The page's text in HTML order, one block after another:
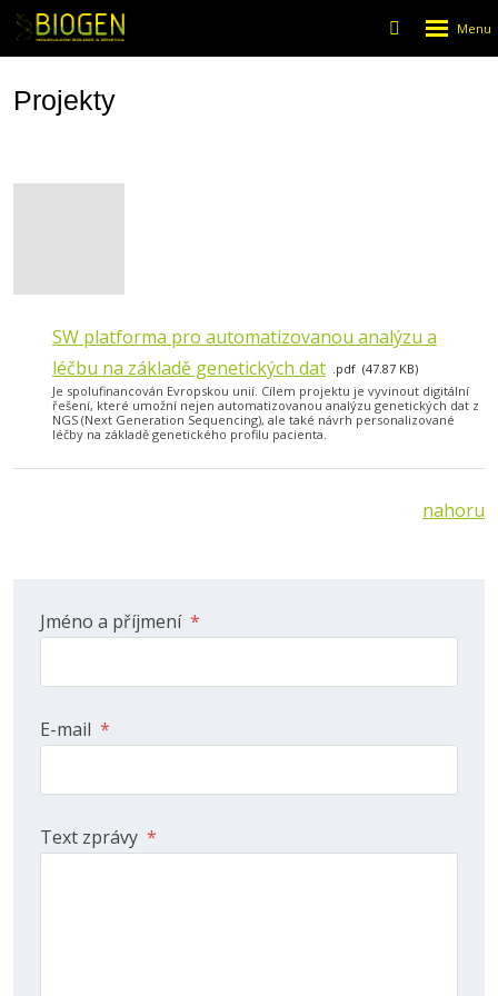
Vyhledávání
menu
Projekty
SW platforma pro automatizovanou analýzu a
léčbu na základě genetických dat
pdf 47.87 KB
Je spolufinancován Evropskou unií. Cílem projektu je vyvinout digitální
řešení, které umožní nejen automatizovanou analýzu genetických dat z
NGS (Next Generation Sequencing), ale také návrh personalizované
léčby na základě genetického profilu pacienta.
nahoru
Jméno a příjmení *
E-mail *
Text zprávy *